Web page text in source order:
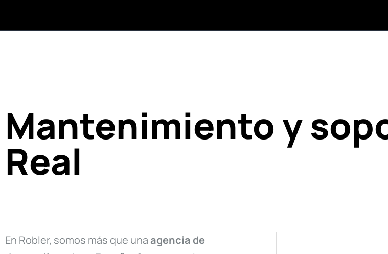
Mantenimiento y
Real
En Robler, somos más que una agencia de